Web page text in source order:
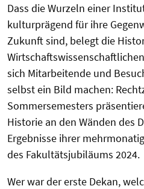
Dass die Wurzeln einer
kulturprägend für ihre
Zukunft sind, belegt die
sich Mitarbeitende und
selbst ein Bild machen:
Sommersemesters
Historie an den Wänden des
Ergebnisse ihrer
des Fakultätsjubiläums 2024.
Wer war der erste Dekan,